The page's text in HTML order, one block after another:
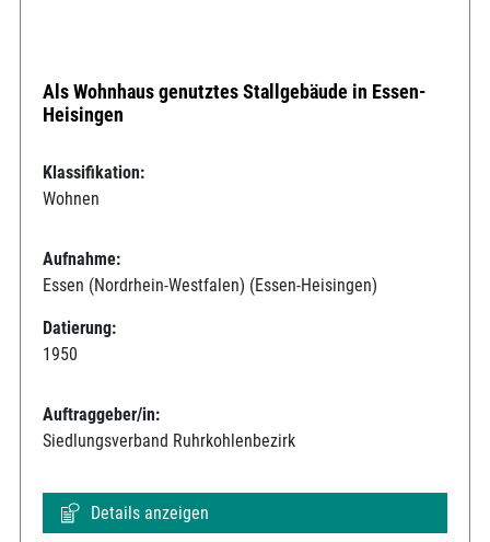
Als Wohnhaus genutztes Stallgebäude in Essen-
Heisingen
Klassifikation:
Wohnen
Aufnahme:
Essen (Nordrhein-Westfalen) (Essen-Heisingen)
Datierung:
1950
Auftraggeber/in:
Siedlungsverband Ruhrkohlenbezirk
Details anzeigen